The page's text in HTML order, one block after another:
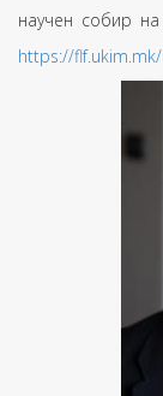
научен собир на
https://